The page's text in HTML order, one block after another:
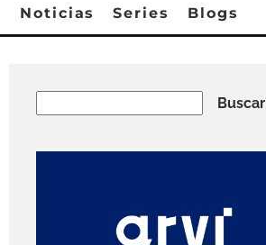
Noticias Series Blogs
Buscar